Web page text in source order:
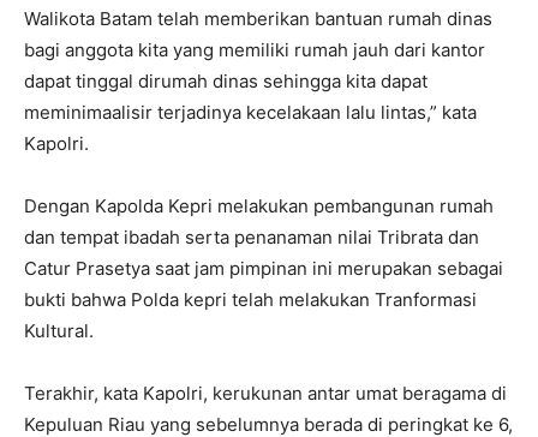
Walikota Batam telah memberikan bantuan rumah dinas
bagi anggota kita yang memiliki rumah jauh dari kantor
dapat tinggal dirumah dinas sehingga kita dapat
meminimaalisir terjadinya kecelakaan lalu lintas,” kata
Kapolri.
Dengan Kapolda Kepri melakukan pembangunan rumah
dan tempat ibadah serta penanaman nilai Tribrata dan
Catur Prasetya saat jam pimpinan ini merupakan sebagai
bukti bahwa Polda kepri telah melakukan Tranformasi
Kultural.
Terakhir, kata Kapolri, kerukunan antar umat beragama di
Kepuluan Riau yang sebelumnya berada di peringkat ke 6,